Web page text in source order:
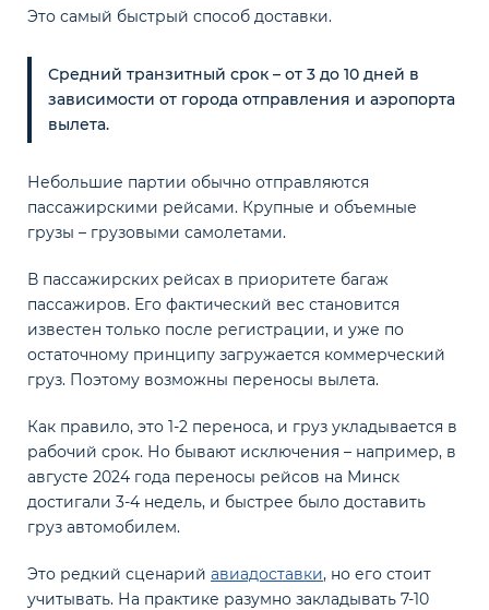
Это самый быстрый способ доставки.
Средний транзитный срок – от 3 до 10 дней в
зависимости от города отправления и аэропорта
вылета.
Небольшие партии обычно отправляются
пассажирскими рейсами. Крупные и объемные
грузы – грузовыми самолетами.
В пассажирских рейсах в приоритете багаж
пассажиров. Его фактический вес становится
известен только после регистрации, и уже по
остаточному принципу загружается коммерческий
груз. Поэтому возможны переносы вылета.
Как правило, это 1-2 переноса, и груз укладывается в
рабочий срок. Но бывают исключения – например, в
августе 2024 года переносы рейсов на Минск
достигали 3-4 недель, и быстрее было доставить
груз автомобилем.
Это редкий сценарий авиадоставки, но его стоит
учитывать. На практике разумно закладывать 7-10